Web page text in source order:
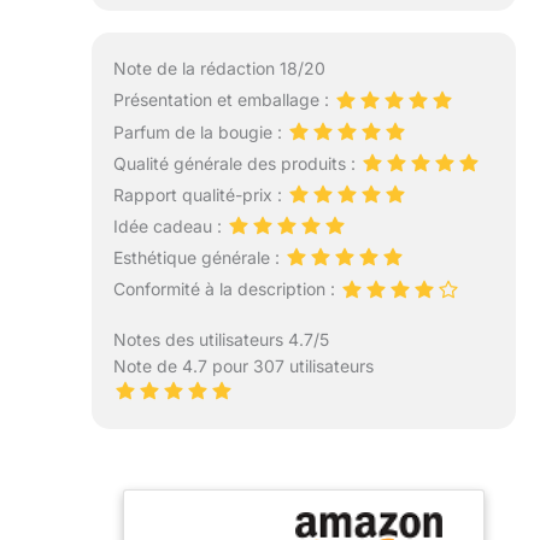
Note de la rédaction 18/20
Présentation et emballage :
Parfum de la bougie :
Qualité générale des produits :
Rapport qualité-prix :
Idée cadeau :
Esthétique générale :
Conformité à la description :
Notes des utilisateurs 4.7/5
Note de 4.7 pour 307 utilisateurs